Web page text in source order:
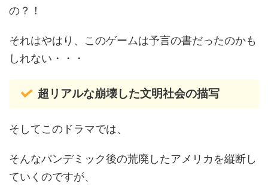
の？！
それはやはり、このゲームは予言の書だったのかも
しれない・・・
超リアルな崩壊した文明社会の描写
そしてこのドラマでは、
そんなパンデミック後の荒廃したアメリカを縦断し
ていくのですが、